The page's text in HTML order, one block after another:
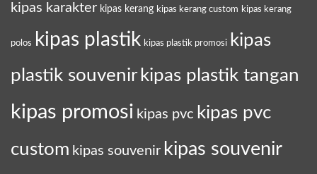
kipas karakter kipas kerang kipas kerang custom kipas kerang
polos kipas plastik kipas plastik promosi
kipas
plastik souvenir kipas plastik tangan
kipas promosi kipas pvc kipas pvc
custom kipas souvenir kipas souvenir